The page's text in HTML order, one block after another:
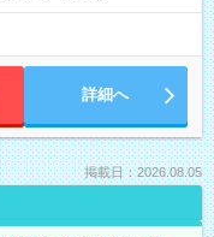
詳細へ
掲載日：2026.08.05